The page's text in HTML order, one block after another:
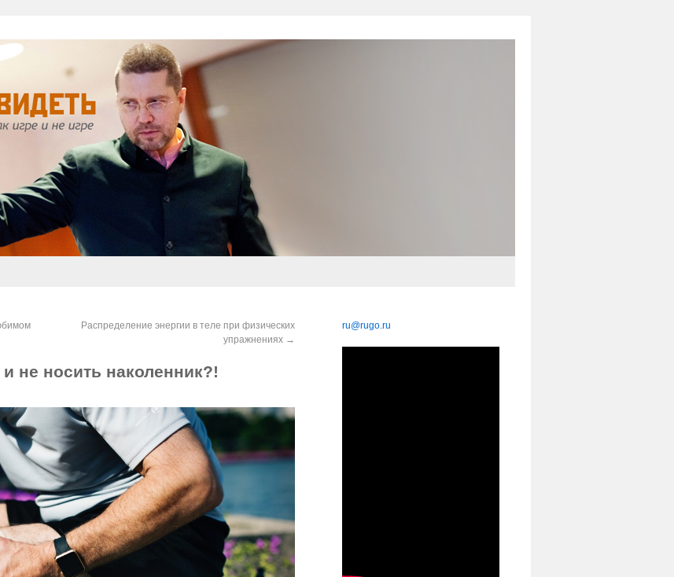
Распределение энергии в теле при физических
упражнениях →
не носить наколенник?!
ru@rugo.ru